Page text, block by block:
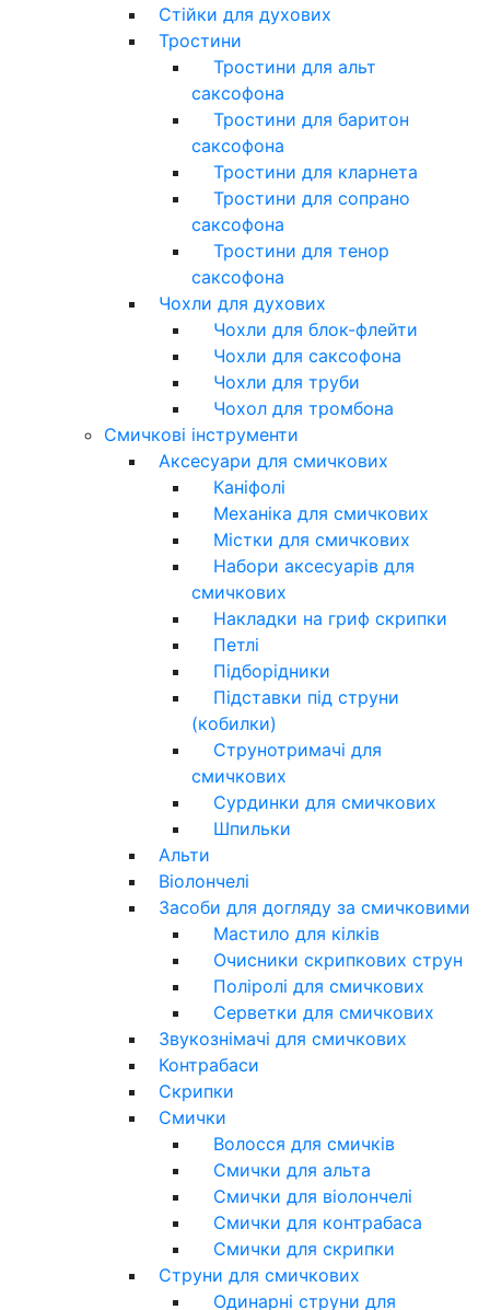
Стійки для духових
Тростини
Тростини для альт
саксофона
Тростини для баритон
саксофона
Тростини для кларнета
Тростини для сопрано
саксофона
Тростини для тенор
саксофона
Чохли для духових
Чохли для блок-флейти
Чохли для саксофона
Чохли для труби
Чохол для тромбона
Смичкові інструменти
Аксесуари для смичкових
Каніфолі
Механіка для смичкових
Містки для смичкових
Набори аксесуарів для
смичкових
Накладки на гриф скрипки
Петлі
Підборідники
Підставки під струни
(кобилки)
Струнотримачі для
смичкових
Сурдинки для смичкових
Шпильки
Альти
Віолончелі
Засоби для догляду за смичковими
Мастило для кілків
Очисники скрипкових струн
Поліролі для смичкових
Серветки для смичкових
Звукознімачі для смичкових
Контрабаси
Скрипки
Смички
Волосся для смичків
Смички для альта
Смички для віолончелі
Смички для контрабаса
Смички для скрипки
Струни для смичкових
Одинарні струни для